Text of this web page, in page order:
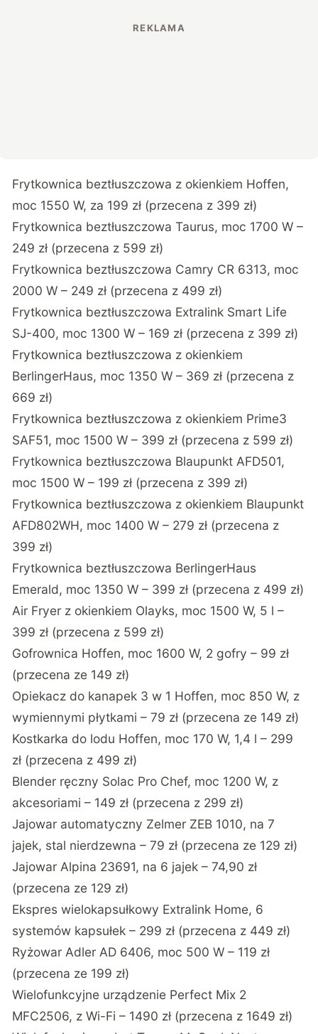
Frytkownica beztłuszczowa z okienkiem Hoffen,
moc 1550 W, za 199 zł (przecena z 399 zł)
Frytkownica beztłuszczowa Taurus, moc 1700 W –
249 zł (przecena z 599 zł)
Frytkownica beztłuszczowa Camry CR 6313, moc
2000 W – 249 zł (przecena z 499 zł)
Frytkownica beztłuszczowa Extralink Smart Life
SJ-400, moc 1300 W – 169 zł (przecena z 399 zł)
Frytkownica beztłuszczowa z okienkiem
BerlingerHaus, moc 1350 W – 369 zł (przecena z
669 zł)
Frytkownica beztłuszczowa z okienkiem Prime3
SAF51, moc 1500 W – 399 zł (przecena z 599 zł)
Frytkownica beztłuszczowa Blaupunkt AFD501,
moc 1500 W – 199 zł (przecena z 399 zł)
Frytkownica beztłuszczowa z okienkiem Blaupunkt
AFD802WH, moc 1400 W – 279 zł (przecena z
399 zł)
Frytkownica beztłuszczowa BerlingerHaus
Emerald, moc 1350 W – 399 zł (przecena z 499 zł)
Air Fryer z okienkiem Olayks, moc 1500 W, 5 l –
399 zł (przecena z 599 zł)
Gofrownica Hoffen, moc 1600 W, 2 gofry – 99 zł
(przecena ze 149 zł)
Opiekacz do kanapek 3 w 1 Hoffen, moc 850 W, z
wymiennymi płytkami – 79 zł (przecena ze 149 zł)
Kostkarka do lodu Hoffen, moc 170 W, 1,4 l – 299
zł (przecena z 499 zł)
Blender ręczny Solac Pro Chef, moc 1200 W, z
akcesoriami – 149 zł (przecena z 299 zł)
Jajowar automatyczny Zelmer ZEB 1010, na 7
jajek, stal nierdzewna – 79 zł (przecena ze 129 zł)
Jajowar Alpina 23691, na 6 jajek – 74,90 zł
(przecena ze 129 zł)
Ekspres wielokapsułkowy Extralink Home, 6
systemów kapsułek – 299 zł (przecena z 449 zł)
Ryżowar Adler AD 6406, moc 500 W – 119 zł
(przecena ze 199 zł)
Wielofunkcyjne urządzenie Perfect Mix 2
MFC2506, z Wi-Fi – 1490 zł (przecena z 1649 zł)